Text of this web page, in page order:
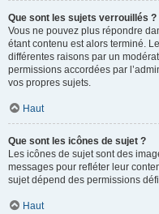
Que sont les sujets verrouillés ?
Vous ne pouvez plus répondre
étant contenu est alors terminé.
différentes raisons par un
permissions accordées par
vos propres sujets.
Haut
Que sont les icônes de sujet ?
Les icônes de sujet sont des
messages pour refléter leur
sujet dépend des permissions
Haut